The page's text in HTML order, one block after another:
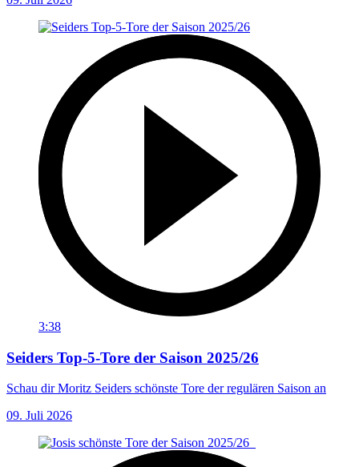
3:38
Seiders Top-5-Tore der Saison 2025/26
Schau dir Moritz Seiders schönste Tore der regulären Saison an
09. Juli 2026